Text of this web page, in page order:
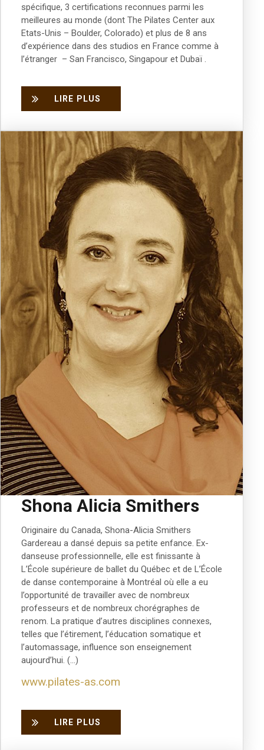
spécifique, 3 certifications reconnues parmi les
meilleures au monde (dont The Pilates Center aux
Etats-Unis – Boulder, Colorado) et plus de 8 ans
d’expérience dans des studios en France comme à
l’étranger – San Francisco, Singapour et Dubaï
LIRE PLUS
Shona Alicia Smithers
Originaire du Canada, Shona-Alicia Smithers
Gardereau a dansé depuis sa petite enfance. Ex-
danseuse professionnelle, elle est finissante à
L’École supérieure de ballet du Québec et de L’École
de danse contemporaine à Montréal où elle a eu
l’opportunité de travailler avec de nombreux
professeurs et de nombreux chorégraphes de
renom. La pratique d’autres disciplines connexes,
telles que l’étirement, l’éducation somatique et
l’automassage, influence son enseignement
aujourd’hui. (…)
www.pilates-as.com
LIRE PLUS